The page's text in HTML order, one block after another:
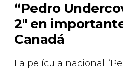
“Pedro
2" en
Canadá
La película nacional